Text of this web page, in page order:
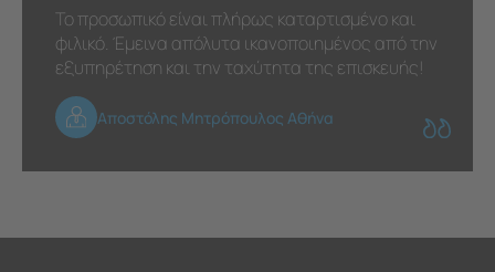
Το προσωπικό είναι πλήρως καταρτισμένο και
φιλικό. Έμεινα απόλυτα ικανοποιημένος από την
εξυπηρέτηση και την ταχύτητα της επισκευής!
Αποστόλης Μητρόπουλος Αθήνα